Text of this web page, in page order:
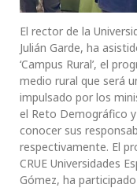
El rector de la
Julián Garde, ha
‘Campus Rural’, el
medio rural que será
impulsado por los
el Reto Demográfico
conocer sus
respectivamente. El
CRUE Universidades
Gómez, ha